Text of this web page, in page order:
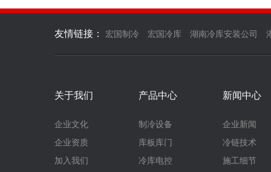
友情链接： 宏国制冷 宏国冷库 湖南冷库安装公司
关于我们
企业文化
企业资质
加入我们
产品中心
制冷设备
库板库门
冷库电控
新闻中心
企业新闻
冷链技术
施工细节